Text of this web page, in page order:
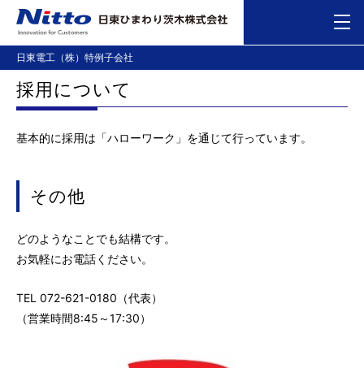
日東電工 （株） 特例子会社
採用について
基本的に採用は「ハローワーク」を通 じて行っています。
その他
どのようなことでも結構です。
お気軽にお電話ください。
TEL 072-621-0180（代表）
（営業時間8:45～17:30）